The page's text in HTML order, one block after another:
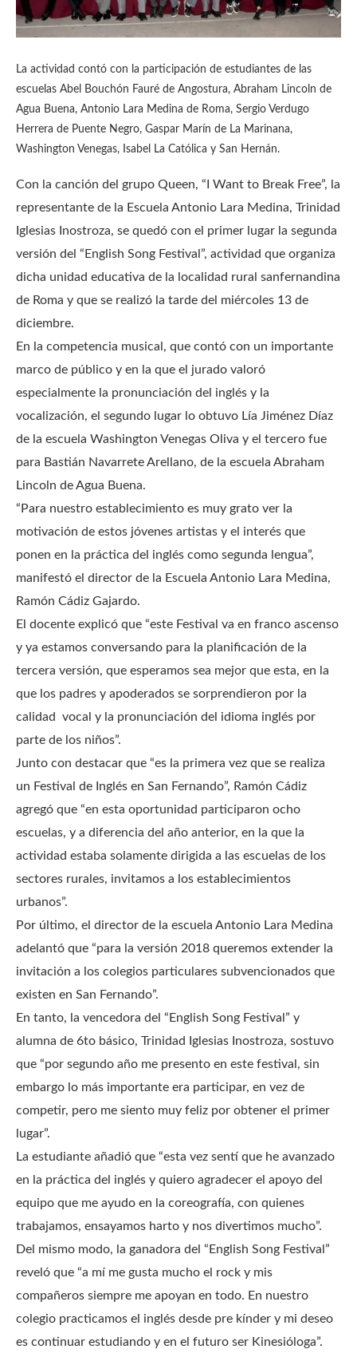
La actividad contó con la participación de estudiantes de las
escuelas Abel Bouchón Fauré de Angostura, Abraham Lincoln de
Agua Buena, Antonio Lara Medina de Roma, Sergio Verdugo
Herrera de Puente Negro, Gaspar Marín de La Marinana,
Washington Venegas, Isabel La Católica y San Hernán.
Con la canción del grupo Queen, “I Want to Break Free”, la
representante de la Escuela Antonio Lara Medina, Trinidad
Iglesias Inostroza, se quedó con el primer lugar la segunda
versión del “English Song Festival”, actividad que organiza
dicha unidad educativa de la localidad rural sanfernandina
de Roma y que se realizó la tarde del miércoles 13 de
diciembre.
En la competencia musical, que contó con un importante
marco de público y en la que el jurado valoró
especialmente la pronunciación del inglés y la
vocalización, el segundo lugar lo obtuvo Lía Jiménez Díaz
de la escuela Washington Venegas Oliva y el tercero fue
para Bastián Navarrete Arellano, de la escuela Abraham
Lincoln de Agua Buena.
“Para nuestro establecimiento es muy grato ver la
motivación de estos jóvenes artistas y el interés que
ponen en la práctica del inglés como segunda lengua”,
manifestó el director de la Escuela Antonio Lara Medina,
Ramón Cádiz Gajardo.
El docente explicó que “este Festival va en franco ascenso
y ya estamos conversando para la planificación de la
tercera versión, que esperamos sea mejor que esta, en la
que los padres y apoderados se sorprendieron por la
calidad vocal y la pronunciación del idioma inglés por
parte de los niños”.
Junto con destacar que “es la primera vez que se realiza
un Festival de Inglés en San Fernando”, Ramón Cádiz
agregó que “en esta oportunidad participaron ocho
escuelas, y a diferencia del año anterior, en la que la
actividad estaba solamente dirigida a las escuelas de los
sectores rurales, invitamos a los establecimientos
urbanos”.
Por último, el director de la escuela Antonio Lara Medina
adelantó que “para la versión 2018 queremos extender la
invitación a los colegios particulares subvencionados que
existen en San Fernando”.
En tanto, la vencedora del “English Song Festival” y
alumna de 6to básico, Trinidad Iglesias Inostroza, sostuvo
que “por segundo año me presento en este festival, sin
embargo lo más importante era participar, en vez de
competir, pero me siento muy feliz por obtener el primer
lugar”.
La estudiante añadió que “esta vez sentí que he avanzado
en la práctica del inglés y quiero agradecer el apoyo del
equipo que me ayudo en la coreografía, con quienes
trabajamos, ensayamos harto y nos divertimos mucho”.
Del mismo modo, la ganadora del “English Song Festival”
reveló que “a mí me gusta mucho el rock y mis
compañeros siempre me apoyan en todo. En nuestro
colegio practicamos el inglés desde pre kínder y mi deseo
es continuar estudiando y en el futuro ser Kinesióloga”.